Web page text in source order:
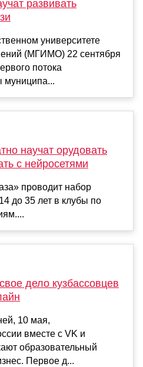
развивать
университете
(МГИМО) 22 сентября
потока
муниципа...
научат орудовать
с нейросетями
проводит набор
до 35 лет в клубы по
дело кузбассовцев
10 мая,
вместе с VK и
образовательный
Первое д...